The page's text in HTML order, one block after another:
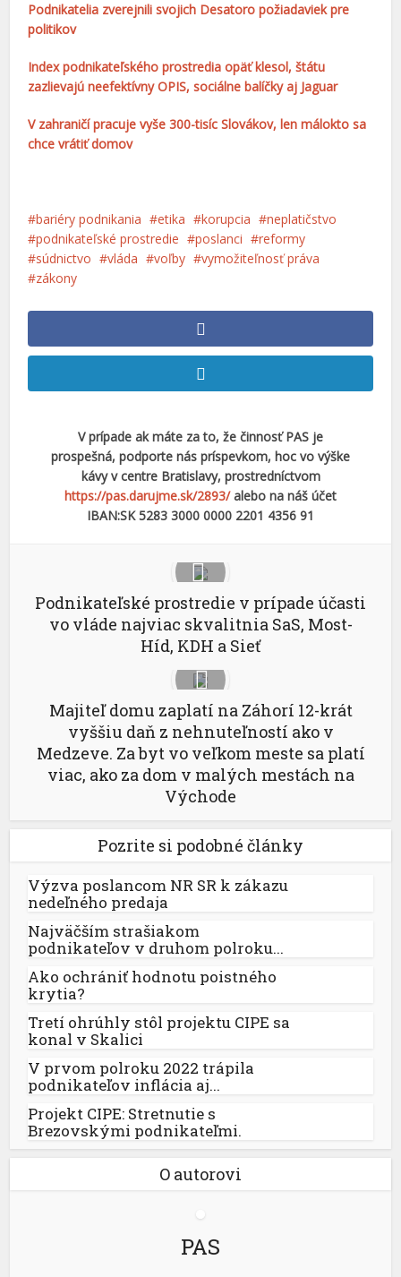
Podnikatelia zverejnili svojich Desatoro požiadaviek pre
politikov
Index podnikateľského prostredia opäť klesol, štátu
zazlievajú neefektívny OPIS, sociálne balíčky aj Jaguar
V zahraničí pracuje vyše 300-tisíc Slovákov, len málokto sa
chce vrátiť domov
bariéry podnikania etika korupcia
neplatičstvo
podnikateľské prostredie
poslanci
reformy
súdnictvo
vláda voľby
vymožiteľnosť práva
zákony
V prípade ak máte za to, že činnosť PAS je
prospešná, podporte nás príspevkom, hoc vo výške
kávy v centre Bratislavy, prostredníctvom
https://pas.darujme.sk/2893/alebo na náš účet
IBAN:SK 5283 3000 0000 2201 4356 91
Podnikateľské prostredie v prípade účasti
vo vláde najviac skvalitnia SaS, Most-
Híd, KDH a Sieť
Majiteľ domu zaplatí na Záhorí 12-krát
vyššiu daň z nehnuteľností ako v
Medzeve. Za byt vo veľkom meste sa platí
viac, ako za dom v malých mestách na
Východe
Pozrite si podobné články
Výzva poslancom NR SR k zákazu
nedeľného predaja
Najväčším strašiakom
podnikateľov v druhom polroku...
Ako ochrániť hodnotu poistného
krytia?
Tretí ohrúhly stôl projektu CIPE sa
konal v Skalici
V prvom polroku 2022 trápila
podnikateľov inflácia aj...
Projekt CIPE: Stretnutie s
Brezovskými podnikateľmi.
O autorovi
PAS